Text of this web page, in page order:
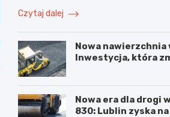
Czytaj dalej
Nowa nawierzchnia
Inwestycja, która
Nowa era dla drogi
830: Lublin zyska